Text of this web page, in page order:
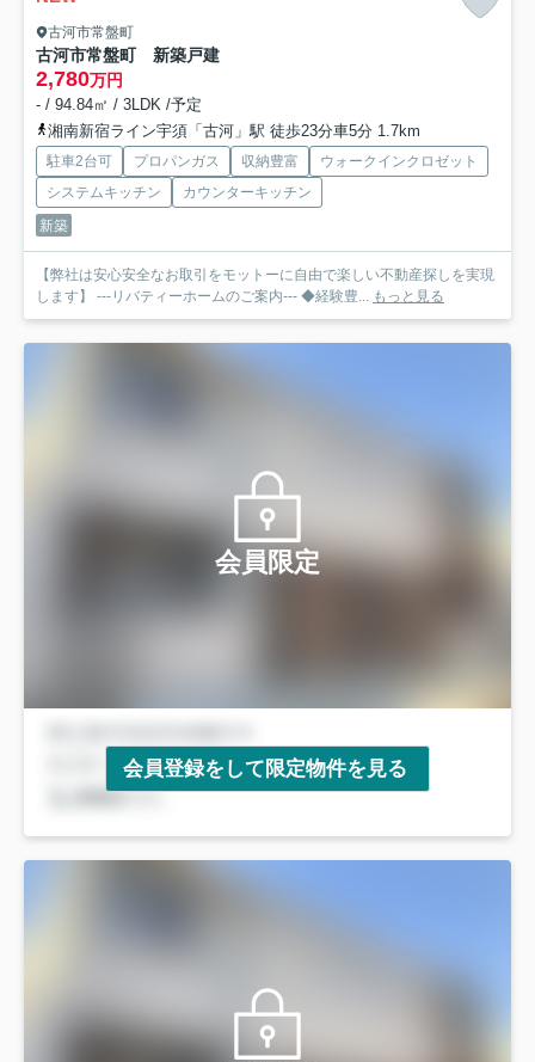
古河市常盤町
古河市常盤町 新築戸建
2,780万円
- / 94.84㎡ / 3LDK /予定
湘南新宿ライン宇須「古河」駅 徒歩23分車5分 1.7km
駐車2台可 プロパンガス 収納豊富
ウォークインクロゼット
システムキッチン
カウンターキッチン
新築
【弊社は安心安全なお取引をモットーに自由で楽しい不動産探しを実現
します】 ---リバティーホームのご案内--- ◆経験豊... もっと見る
会員限定
会員登録をして限定物件を見る